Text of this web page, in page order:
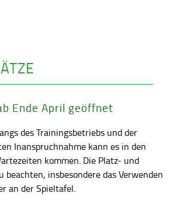
Ende April geöffnet
des Trainingsbetriebs und der
Inanspruchnahme kann es in den
kommen. Die Platz- und
beachten, insbesondere das Verwenden
an der Spieltafel.